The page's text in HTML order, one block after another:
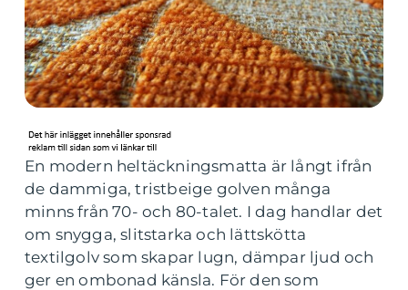
En modern heltäckningsmatta är långt ifrån
de dammiga, tristbeige golven många
minns från 70- och 80-talet. I dag handlar det
om snygga, slitstarka och lättskötta
textilgolv som skapar lugn, dämpar ljud och
ger en ombonad känsla. För den som